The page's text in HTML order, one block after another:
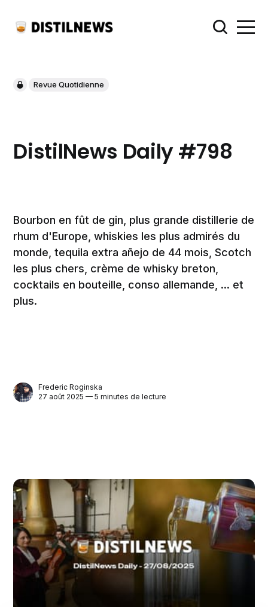
Revue Quotidienne
DistilNews Daily #798
Bourbon en fût de gin, plus grande distillerie de
rhum d'Europe, whiskies les plus admirés du
monde, tequila extra añejo de 44 mois, Scotch
les plus chers, crème de whisky breton,
cocktails en bouteille, conso allemande, ... et
plus.
Frederic Roginska
27 août 2025 — 5 minutes de lecture